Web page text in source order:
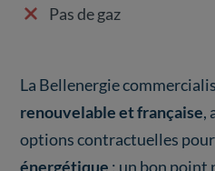
Pas de gaz
La Bellenergie
renouvelable et française,
options contractuelles
énergétique : un bon point